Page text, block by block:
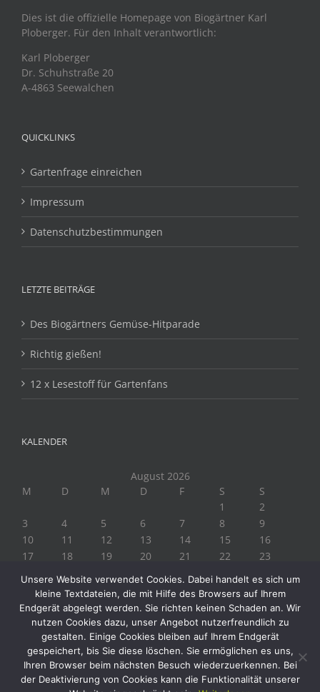
Dies ist die offizielle Homepage von Biogärtner Karl
Ploberger. Für den Inhalt verantwortlich:
Karl Ploberger
Dr. Schuhstraße 20
A-4863 Seewalchen
QUICKLINKS
Gartenfrage einreichen
Impressum
Datenschutzbestimmungen
LETZTE BEITRÄGE
Des Biogärtners Gemüse-Hitparade
Richtig gießen!
12 x Lesestoff für Gartenfans
KALENDER
August 2026
M
D M D F S
S
1
2
3
4 5 6 7 8
9
10
11 12 13 14 15
16
17
18 19 20 21 22
23
« Juli
Unsere Website verwendet Cookies. Dabei handelt es sich um
kleine Textdateien, die mit Hilfe des Browsers auf Ihrem
Endgerät abgelegt werden. Sie richten keinen Schaden an. Wir
nutzen Cookies dazu, unser Angebot nutzerfreundlich zu
gestalten. Einige Cookies bleiben auf Ihrem Endgerät
gespeichert, bis Sie diese löschen. Sie ermöglichen es uns,
Ihren Browser beim nächsten Besuch wiederzuerkennen. Bei
der Deaktivierung von Cookies kann die Funktionalität unserer